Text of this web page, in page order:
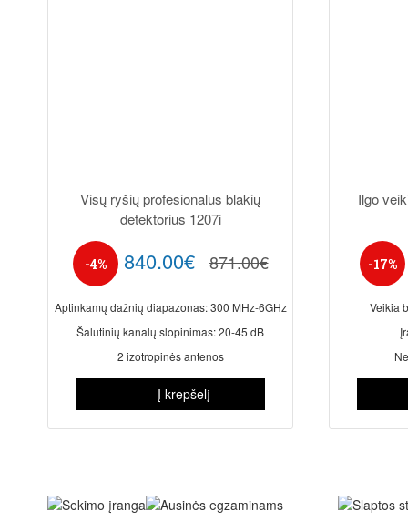
Visų ryšių profesionalus blakių
detektorius 1207i
-4% 840.00€ 871.00€
Aptinkamų dažnių diapazonas: 300 MHz-6GHz
Šalutinių kanalų slopinimas: 20-45 dB
2 izotropinės antenos
Į krepšelį
Ilgo
-17%
Veikia